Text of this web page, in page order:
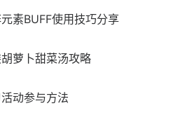
素BUFF使用技巧分享
萝卜甜菜汤攻略
动参与方法